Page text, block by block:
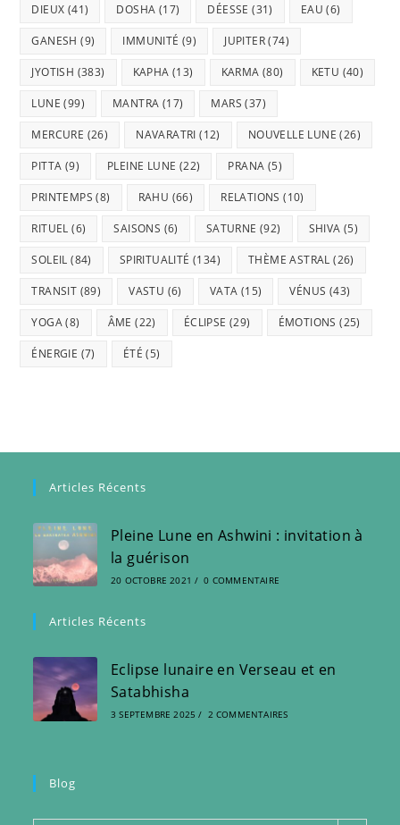
DIEUX (41) DOSHA (17) DÉESSE (31) EAU (6)
GANESH (9) IMMUNITÉ (9) JUPITER(74)
JYOTISH (383) KAPHA (13) KARMA (80) KETU (40)
LUNE (99) MANTRA (17) MARS (37)
MERCURE (26) NAVARATRI (12) NOUVELLE LUNE (26)
PITTA (9) PLEINE LUNE (22) PRANA (5)
PRINTEMPS (8) RAHU (66) RELATIONS (10)
RITUEL (6) SAISONS (6) SATURNE (92) SHIVA (5)
SOLEIL (84) SPIRITUALITÉ (134) THÈME ASTRAL (26)
TRANSIT (89) VASTU (6) VATA (15) VÉNUS (43)
YOGA(8) ÂME (22) ÉCLIPSE (29) ÉMOTIONS (25)
ÉNERGIE (7) ÉTÉ (5)
Articles Récents
Pleine Lune en Ashwini : invitation à
la guérison
20 OCTOBRE 2021 / 0 COMMENTAIRE
Articles Récents
Eclipse lunaire en Verseau et en
Satabhisha
3 SEPTEMBRE 2025 / 2 COMMENTAIRES
Blog